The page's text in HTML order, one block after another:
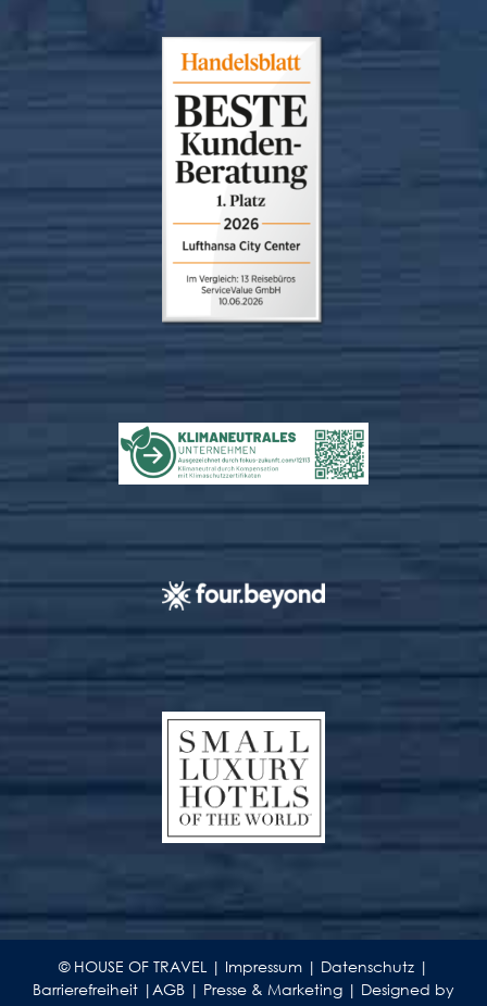
© HOUSE OF TRAVEL | Impressum | Datenschutz |
Barrierefreiheit |AGB | Presse & Marketing | Designed by